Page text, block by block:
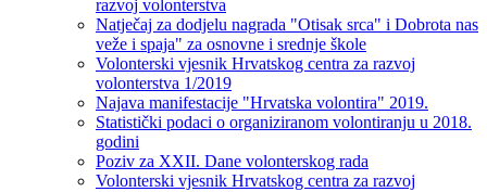
razvoj volonterstva
Natječaj za dodjelu nagrada "Otisak srca" i Dobrota nas
veže i spaja" za osnovne i srednje škole
Volonterski vjesnik Hrvatskog centra za razvoj
volonterstva 1/2019
Najava manifestacije "Hrvatska volontira" 2019.
Statistički podaci o organiziranom volontiranju u 2018.
godini
Poziv za XXII. Dane volonterskog rada
Volonterski vjesnik Hrvatskog centra za razvoj